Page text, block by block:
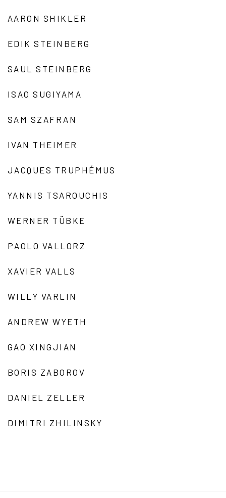
AARON SHIKLER
EDIK STEINBERG
SAUL STEINBERG
ISAO SUGIYAMA
SAM SZAFRAN
IVAN THEIMER
JACQUES TRUPHÉMUS
YANNIS TSAROUCHIS
WERNER TÜBKE
PAOLO VALLORZ
XAVIER VALLS
WILLY VARLIN
ANDREW WYETH
GAO XINGJIAN
BORIS ZABOROV
DANIEL ZELLER
DIMITRI ZHILINSKY